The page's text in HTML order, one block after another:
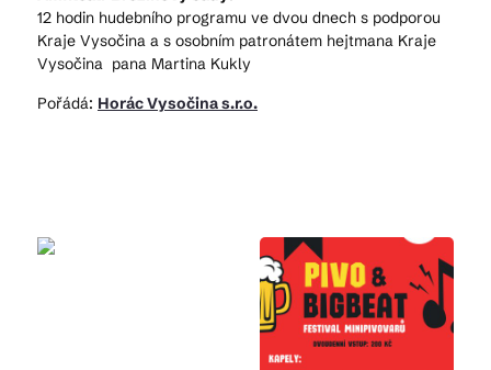
12 hodin hudebního programu ve dvou dnech s podporou
Kraje Vysočina a s osobním patronátem hejtmana Kraje
Vysočina pana Martina Kukly
Pořádá: Horác Vysočina s.r.o.